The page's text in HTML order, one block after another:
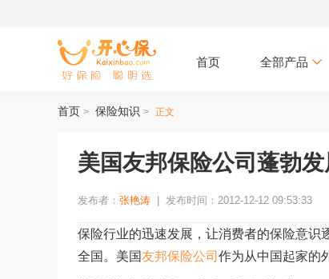
首页 全部产品
首页 > 保险知识 > 正文
美国友邦保险公司蓬勃
发布者： 张艳涛 发布时间：2012-12-12 09:53:33
保险行业的迅速发展，让消费者的保险意识
全国。美国友邦保险公司 作为从中国起家的